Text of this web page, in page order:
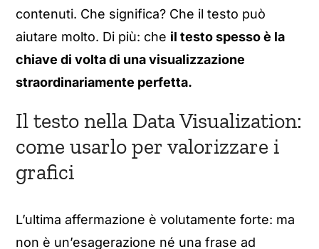
contenuti. Che significa? Che il testo può
aiutare molto. Di più: che il testo spesso è la
chiave di volta di una visualizzazione
straordinariamente perfetta.
Il testo nella Data Visualization:
come usarlo per valorizzare i
grafici
L’ultima affermazione è volutamente forte: ma
non è un’esagerazione né una frase ad